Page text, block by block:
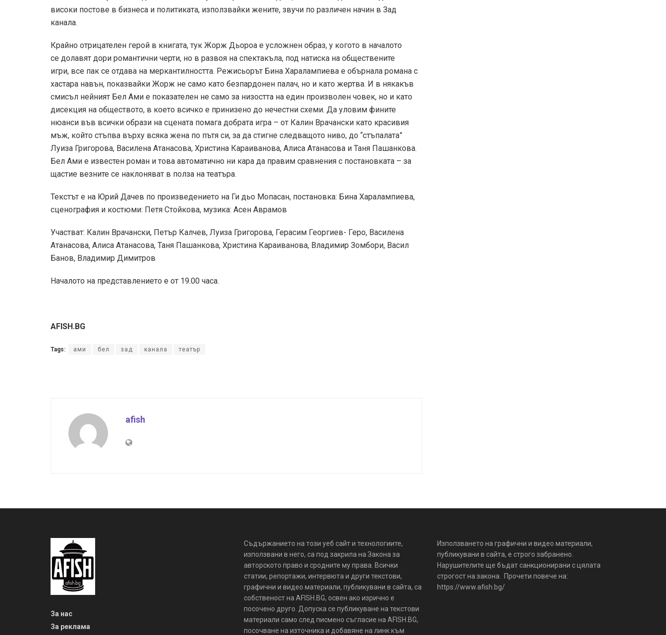
високи постове в бизнеса и политиката, използвайки жените, звучи по различен начин в Зад
канала.
Крайно отрицателен герой в книгата, тук Жорж Дьороа е усложнен образ, у когото в началото
се долавят дори романтични черти, но в развоя на спектакъла, под натиска на обществените
игри, все пак се отдава на меркантилността. Режисьорът Бина Харалампиева е обърнала романа с
хастара навън, показвайки Жорж не само като безпардонен палач, но и като жертва. И в някакъв
смисъл нейният Бел Ами е показателен не само за низостта на един произволен човек, но и като
дисекция на обществото, в което всичко е принизено до нечестни схеми. Да уловим фините
нюанси във всички образи на сцената помага добрата игра – от Калин Врачански като красивия
мъж, който стъпва върху всяка жена по пътя си, за да стигне следващото ниво, до “стъпалата”
Луиза Григорова, Василена Атанасова, Христина Караиванова, Алиса Атанасова и Таня Пашанкова.
Бел Ами е известен роман и това автоматично ни кара да правим сравнения с постановката – за
щастие везните се наклоняват в полза на театъра.
Текстът е на Юрий Дачев по произведението на Ги дьо Мопасан, постановка: Бина Харалампиева,
сценография и костюми: Петя Стойкова, музика: Асен Аврамов
Участват: Калин Врачански, Петър Калчев, Луиза Григорова, Герасим Георгиев- Геро, Василена
Атанасова, Алиса Атанасова, Таня Пашанкова, Христина Караиванова, Владимир Зомбори, Васил
Банов, Владимир Димитров
Началото на представлението е от 19.00 часа.
AFISH.BG
Tags: ами бел зад канала театър
afish
За нас
За реклама
Съдържанието на този уеб сайт и технологиите,
използвани в него, са под закрила на Закона за
авторското право и сродните му права. Всички
статии, репортажи, интервюта и други текстови,
графични и видео материали, публикувани в сайта, са
собственост на AFISH.BG, освен ако изрично е
посочено друго. Допуска се публикуване на текстови
материали само след писмено съгласие на AFISH.BG,
посочване на източника и добавяне на линк към
Използването на графични и видео материали,
публикувани в сайта, е строго забранено.
Нарушителите ще бъдат санкционирани с цялата
строгост на закона. Прочети повече на:
https://www.afish.bg/